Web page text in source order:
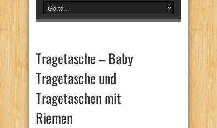
Tragetasche – Baby
Tragetasche und
Tragetaschen mit
Riemen